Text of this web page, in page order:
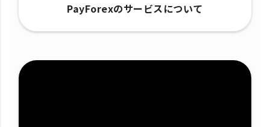
PayForexのサービスについて